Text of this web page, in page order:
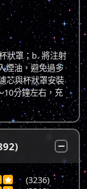
狀罩；b. 將注射
煙油，避免過多
芯與杯狀罩安裝
10分鐘左右，充
 (3236)